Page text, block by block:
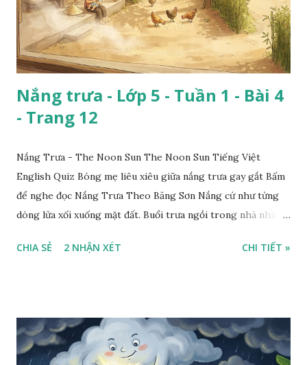
Nắng trưa - Lớp 5 - Tuần 1 - Bài 4
- Trang 12
Nắng Trưa - The Noon Sun The Noon Sun Tiếng Việt
English Quiz Bóng mẹ liêu xiêu giữa nắng trưa gay gắt Bấm
để nghe đọc Nắng Trưa Theo Băng Sơn Nắng cứ như từng
dòng lửa xối xuống mặt đất. Buổi trưa ngồi trong nhà nhìn
CHIA SẺ 2 NHẬN XÉT CHI TIẾT »